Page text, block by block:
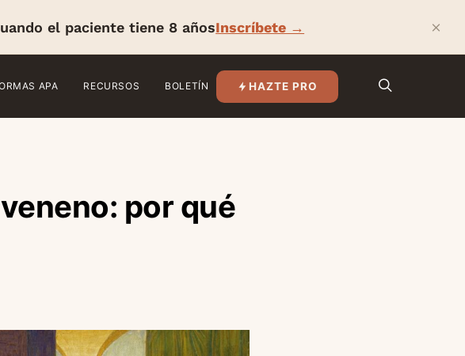
el paciente tiene 8 añosInscríbete → ×
APA RECURSOS BOLETÍN HAZTE PRO
por qué